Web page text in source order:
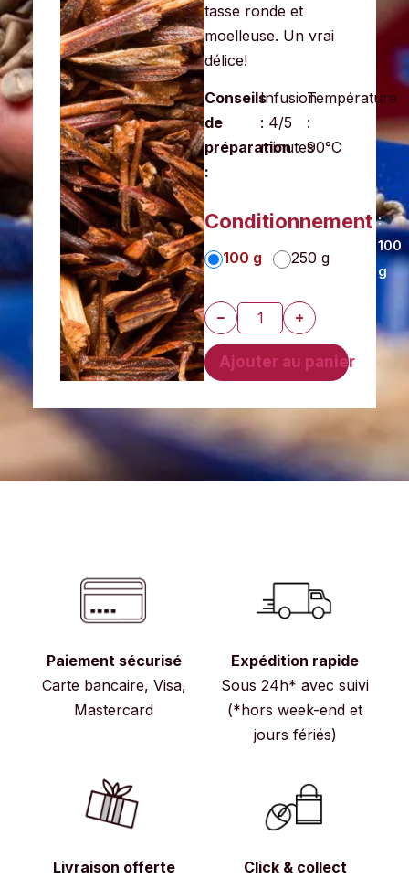
tasse ronde et
moelleuse. Un vrai
délice!
Conseils
de
préparation
:
Infusion
: 4/5
minutes
Température
:
90°C
Conditionnement :
100
g
100 g 250 g
8,00€
− +
Ajouter au panier
Paiement sécurisé
Carte bancaire, Visa,
Mastercard
Expédition rapide
Sous 24h* avec suivi
(*hors week-end et
jours fériés)
Livraison offerte
Click & collect